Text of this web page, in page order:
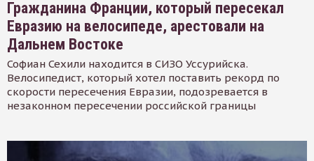
Гражданина Франции, который пересекал
Евразию на велосипеде, арестовали на
Дальнем Востоке
Софиан Сехили находится в СИЗО Уссурийска.
Велосипедист, который хотел поставить рекорд по
скорости пересечения Евразии, подозревается в
незаконном пересечении российской границы